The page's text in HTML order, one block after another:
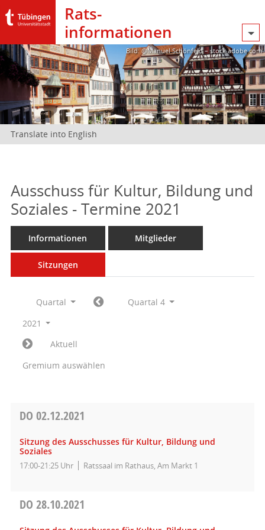
Rats­
informationen
Bild: @Manuel Schönfeld – stock.adobe.com
Translate into English
Ausschuss für Kultur, Bildung und
Soziales - Termine 2021
Informationen Mitglieder
Sitzungen
Quartal
Quartal 4
2021
Aktuell
Gremium auswählen
DO 02.12.2021
Sitzung des Ausschusses für Kultur, Bildung und
Soziales
17:00-21:25 Uhr Ratssaal im Rathaus, Am Markt 1
DO 28.10.2021